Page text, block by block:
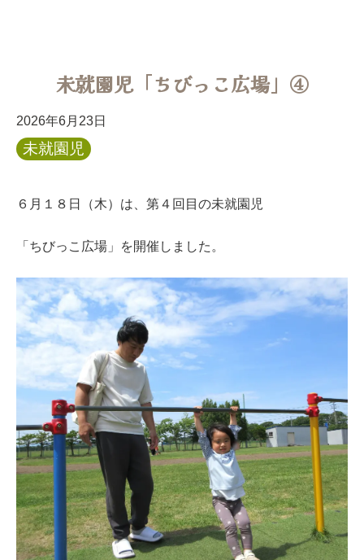
未就園児「ちびっこ広場」④
2026年6月23日
未就園児
６月１８日（木）は、第４回目の未就園児
「ちびっこ広場」を開催しました。